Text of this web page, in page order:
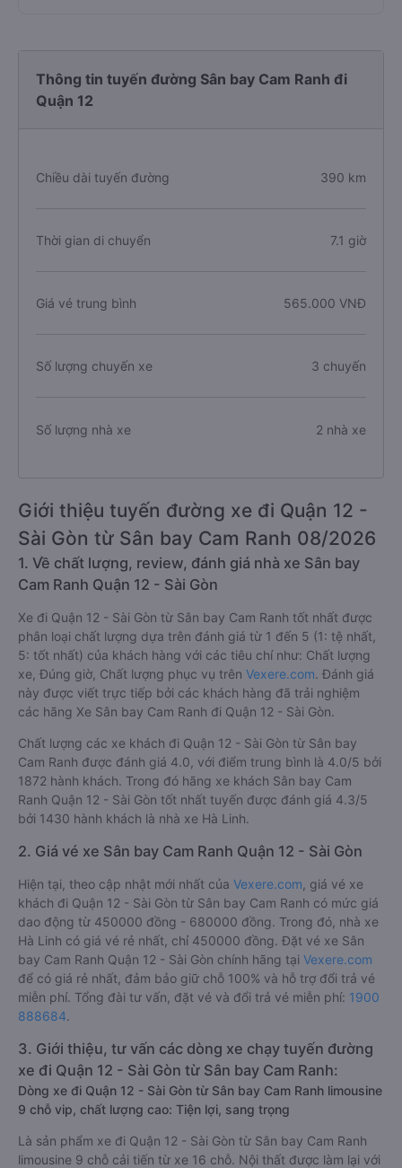
Thông tin tuyến đường Sân bay Cam Ranh đi
Quận 12
Chiều dài tuyến đường 390 km
Thời gian di chuyển 7.1 giờ
Giá vé trung bình 565.000 VNĐ
Số lượng chuyến xe 3 chuyến
Số lượng nhà xe 2 nhà xe
Giới thiệu tuyến đường xe đi Quận 12 -
Sài Gòn từ Sân bay Cam Ranh 08/2026
1. Về chất lượng, review, đánh giá nhà xe Sân bay
Cam Ranh Quận 12 - Sài Gòn
Xe đi Quận 12 - Sài Gòn từ Sân bay Cam Ranh tốt nhất được
phân loại chất lượng dựa trên đánh giá từ 1 đến 5 (1: tệ nhất,
5: tốt nhất) của khách hàng với các tiêu chí như: Chất lượng
xe, Đúng giờ, Chất lượng phục vụ trên Vexere.com. Đánh giá
này được viết trực tiếp bởi các khách hàng đã trải nghiệm
các hãng Xe Sân bay Cam Ranh đi Quận 12 - Sài Gòn.
Chất lượng các xe khách đi Quận 12 - Sài Gòn từ Sân bay
Cam Ranh được đánh giá 4.0, với điểm trung bình là 4.0/5 bởi
1872 hành khách. Trong đó hãng xe khách Sân bay Cam
Ranh Quận 12 - Sài Gòn tốt nhất tuyến được đánh giá 4.3/5
bởi 1430 hành khách là nhà xe Hà Linh.
2. Giá vé xe Sân bay Cam Ranh Quận 12 - Sài Gòn
Hiện tại, theo cập nhật mới nhất của Vexere.com , giá vé xe
khách đi Quận 12 - Sài Gòn từ Sân bay Cam Ranh có mức giá
dao động từ 450000 đồng - 680000 đồng. Trong đó, nhà xe
Hà Linh có giá vé rẻ nhất, chỉ 450000 đồng. Đặt vé xe Sân
bay Cam Ranh Quận 12 - Sài Gòn chính hãng tại Vexere.com
để có giá rẻ nhất, đảm bảo giữ chỗ 100% và hỗ trợ đổi trả vé
miễn phí. Tổng đài tư vấn, đặt vé và đổi trả vé miễn phí: 1900
888684.
3. Giới thiệu, tư vấn các dòng xe chạy tuyến đường
xe đi Quận 12 - Sài Gòn từ Sân bay Cam Ranh:
Dòng xe đi Quận 12 - Sài Gòn từ Sân bay Cam Ranh limousine
9 chỗ vip, chất lượng cao: Tiện lợi, sang trọng
Là sản phẩm xe đi Quận 12 - Sài Gòn từ Sân bay Cam Ranh
limousine 9 chỗ cải tiến từ xe 16 chỗ. Nội thất được làm lại với